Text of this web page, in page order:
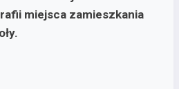
miejsca zamieszkania